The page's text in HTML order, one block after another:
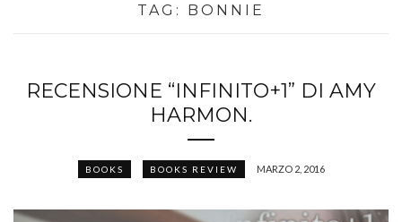
TAG: BONNIE
RECENSIONE “INFINITO+1” DI AMY
HARMON.
BOOKS BOOKS REVIEW MARZO 2, 2016